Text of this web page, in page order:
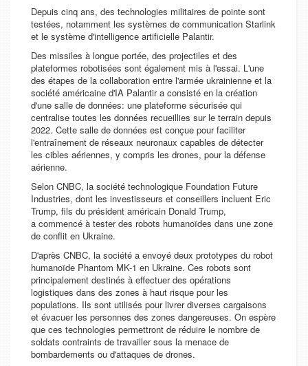
Depuis cinq ans, des technologies militaires de pointe sont
testées, notamment les systèmes de communication Starlink
et le système d'intelligence artificielle Palantir.
Des missiles à longue portée, des projectiles et des
plateformes robotisées sont également mis à l'essai. L'une
des étapes de la collaboration entre l'armée ukrainienne et la
société américaine d'IA Palantir a consisté en la création
d'une salle de données: une plateforme sécurisée qui
centralise toutes les données recueillies sur le terrain depuis
2022. Cette salle de données est conçue pour faciliter
l'entraînement de réseaux neuronaux capables de détecter
les cibles aériennes, y compris les drones, pour la défense
aérienne.
Selon CNBC, la société technologique Foundation Future
Industries, dont les investisseurs et conseillers incluent Eric
Trump, fils du président américain Donald Trump,
a commencé à tester des robots humanoïdes dans une zone
de conflit en Ukraine.
D'après CNBC, la société a envoyé deux prototypes du robot
humanoïde Phantom MK-1 en Ukraine. Ces robots sont
principalement destinés à effectuer des opérations
logistiques dans des zones à haut risque pour les
populations. Ils sont utilisés pour livrer diverses cargaisons
et évacuer les personnes des zones dangereuses. On espère
que ces technologies permettront de réduire le nombre de
soldats contraints de travailler sous la menace de
bombardements ou d'attaques de drones.